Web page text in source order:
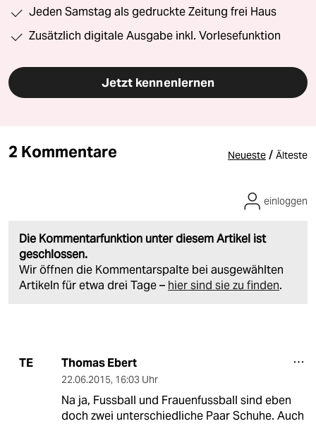
Jeden Samstag als gedruckte Zeitung frei Haus
Zusätzlich digitale Ausgabe inkl. Vorlesefunktion
Jetzt kennenlernen
2 Kommentare Neueste / Älteste
Die Kommentarfunktion unter diesem Artikel ist
geschlossen.
Wir öffnen die Kommentarspalte bei ausgewählten
Artikeln für etwa drei Tage – hier sind sie zu finden.
einloggen
TE Thomas Ebert
22.06.2015, 16:03 Uhr
Na ja, Fussball und Frauenfussball sind eben
doch zwei unterschiedliche Paar Schuhe. Auch